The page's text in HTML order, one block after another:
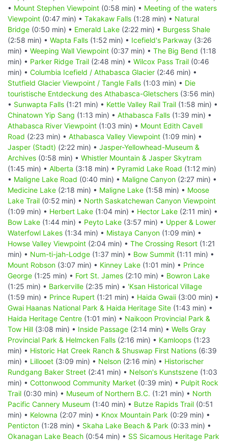
• Mount Stephen Viewpoint (0:58 min) • Meeting of the waters
Viewpoint (0:47 min) • Takakaw Falls (1:28 min) • Natural
Bridge (0:50 min) • Emerald Lake (2:22 min) • Burgess Shale
(2:58 min) • Wapta Falls (1:52 min) • Icefield's Parkway (3:26
min) • Weeping Wall Viewpoint (0:37 min) • The Big Bend (1:18
min) • Parker Ridge Trail (2:48 min) • Wilcox Pass Trail (0:46
min) • Columbia Icefield / Athabasca Glacier (2:46 min) •
Stutfield Glacier Viewpoint / Tangle Falls (1:03 min) • Die
touristische Entdeckung des Athabasca-Gletschers (3:56 min)
• Sunwapta Falls (1:21 min) • Kettle Valley Rail Trail (1:58 min) •
Chinatown Yip Sang (1:13 min) • Athabasca Falls (1:39 min) •
Athabasca River Viewpoint (1:03 min) • Mount Edith Cavell
Road (2:23 min) • Athabasca Valley Viewpoint (1:09 min) •
Jasper (Stadt) (2:22 min) • Jasper-Yellowhead-Museum &
Archives (0:58 min) • Whistler Mountain & Jasper Skytram
(1:45 min) • Alberta (3:18 min) • Pyramid Lake Road (1:12 min)
• Maligne Lake Road (0:40 min) • Maligne Canyon (2:27 min) •
Medicine Lake (2:18 min) • Maligne Lake (1:58 min) • Moose
Lake Trail (0:52 min) • North Saskatchewan Canyon Viewpoint
(1:09 min) • Herbert Lake (1:04 min) • Hector Lake (2:11 min) •
Bow Lake (1:44 min) • Peyto Lake (3:57 min) • Upper & Lower
Waterfowl Lakes (1:34 min) • Mistaya Canyon (1:09 min) •
Howse Valley Viewpoint (2:04 min) • The Crossing Resort (1:21
min) • Num-ti-jah-Lodge (1:37 min) • Bow Summit (1:11 min) •
Mount Robson (3:07 min) • Kinney Lake (1:01 min) • Prince
George (1:25 min) • Fort St. James (2:10 min) • Bowron Lake
(1:25 min) • Barkerville (2:35 min) • 'Ksan Historical Village
(1:59 min) • Prince Rupert (1:21 min) • Haida Gwaii (3:00 min) •
Gwai Haanas National Park & Haida Heritage Site (1:43 min) •
Haida Heritage Centre (1:01 min) • Naikoon Provincial Park &
Tow Hill (3:08 min) • Inside Passage (2:14 min) • Wells Gray
Provincial Park & Helmcken Falls (2:16 min) • Kamloops (1:23
min) • Historic Hat Creek Ranch & Shuswap First Nations (6:39
min) • Lillooet (3:09 min) • Nelson (2:16 min) • Historischer
Rundgang Baker Street (2:41 min) • Nelson's Kunstszene (1:03
min) • Cottonwood Community Market (0:39 min) • Pulpit Rock
Trail (0:30 min) • Museum of Northern B.C. (1:21 min) • North
Pacific Cannery Museum (1:40 min) • Butze Rapids Trail (0:51
min) • Kelowna (2:07 min) • Knox Mountain Park (0:29 min) •
Penticton (1:28 min) • Skaha Lake Beach & Park (0:33 min) •
Okanagan Lake Beach (0:54 min) • SS Sicamous Heritage Park